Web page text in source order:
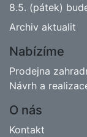
8.5. (pátek)
Archiv aktualit
Nabízíme
Prodejna
Návrh a
O nás
Kontakt